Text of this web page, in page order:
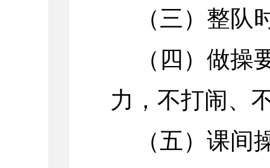
（三）整
（四）做操
力，不打闹、
（五） 课间